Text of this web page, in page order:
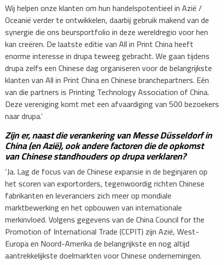
Wij helpen onze klanten om hun handelspotentieel in Azië /
Oceanië verder te ontwikkelen, daarbij gebruik makend van de
synergie die ons beursportfolio in deze wereldregio voor hen
kan creëren. De laatste editie van All in Print China heeft
enorme interesse in drupa teweeg gebracht. We gaan tijdens
drupa zelfs een Chinese dag organiseren voor de belangrijkste
klanten van All in Print China en Chinese branchepartners. Eén
van die partners is Printing Technology Association of China.
Deze vereniging komt met een afvaardiging van 500 bezoekers
naar drupa.’
Zijn er, naast die verankering van Messe Düsseldorf in
China (en Azië), ook andere factoren die de opkomst
van Chinese standhouders op drupa verklaren?
‘Ja. Lag de focus van de Chinese expansie in de beginjaren op
het scoren van exportorders, tegenwoordig richten Chinese
fabrikanten en leveranciers zich meer op mondiale
marktbewerking en het opbouwen van internationale
merkinvloed. Volgens gegevens van de China Council for the
Promotion of International Trade (CCPIT) zijn Azië, West-
Europa en Noord-Amerika de belangrijkste en nog altijd
aantrekkelijkste doelmarkten voor Chinese ondernemingen.